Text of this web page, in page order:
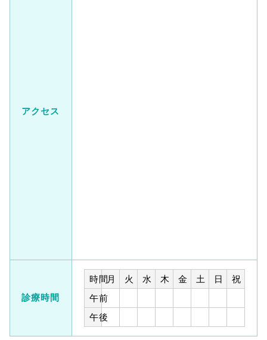
アクセス
診療時間
時間月 火 水 木 金 土 日
祝
午前
午後